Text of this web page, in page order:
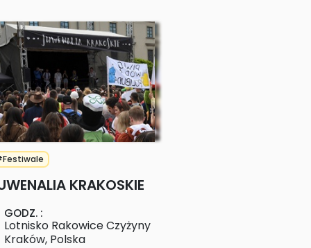
KRAKOSKIE
GODZ. :
Lotnisko Rakowice Czyżyny
Kraków, Polska